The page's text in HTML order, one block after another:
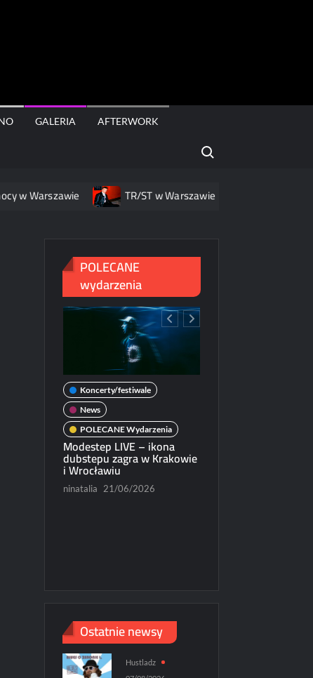
GALERIA AFTERWORK
Search for:
TR/ST w Warszawie – nowa muzyka, nowa
POLECANE
wydarzenia
Koncerty/festiwale
News
POLECANE Wydarzenia
Modestep LIVE – ikona
dubstepu zagra w Krakowie
i Wrocławiu
ninatalia 21/06/2026
Ostatnie newsy
Hustladz